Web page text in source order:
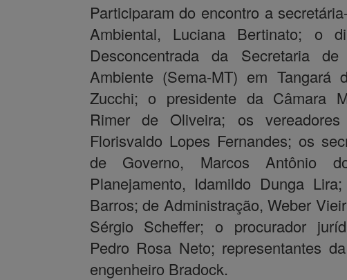
Participaram do encontro a
Ambiental, Luciana Bertinato; o
Desconcentrada da Secretaria
Ambiente (Sema-MT) em Tangará
Zucchi; o presidente da Câmara
Rimer de Oliveira; os
Florisvaldo Lopes Fernandes; os
de Governo, Marcos Antônio
Planejamento, Idamildo Dunga
Barros; de Administração, Weber
Sérgio Scheffer; o procurador
Pedro Rosa Neto; representantes
engenheiro Bradock.